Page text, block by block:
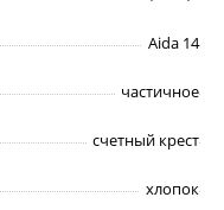
Аidа 14
частичное
счетный крест
хлопок